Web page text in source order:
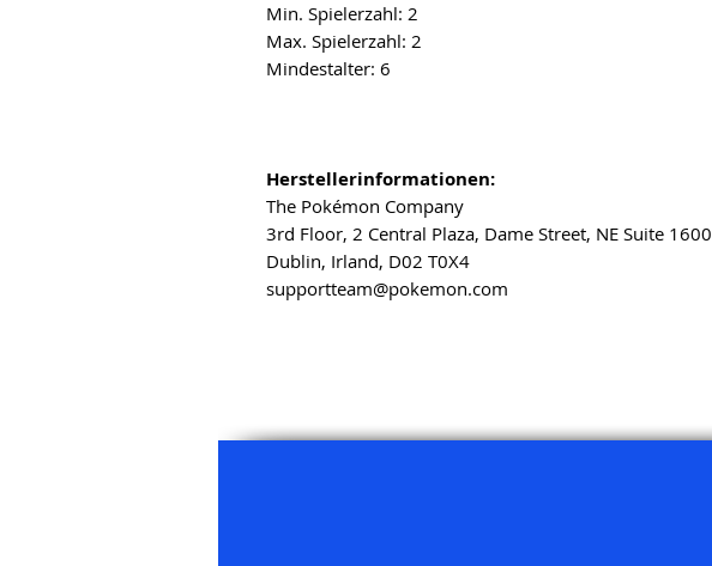
Min. Spielerzahl: 2
Max. Spielerzahl: 2
Mindestalter: 6
Herstellerinformationen:
The Pokémon Company
3rd Floor, 2 Central Plaza, Dame Street, NE Suite 1600
Dublin, Irland, D02 T0X4
supportteam@pokemon.com